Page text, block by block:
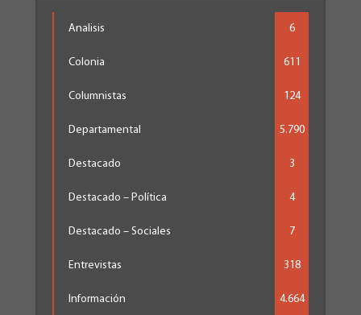
Analisis 6
Colonia 611
Columnistas 124
Departamental 5.790
Destacado 3
Destacado – Política 4
Destacado – Sociales 7
Entrevistas 318
Información 4.664